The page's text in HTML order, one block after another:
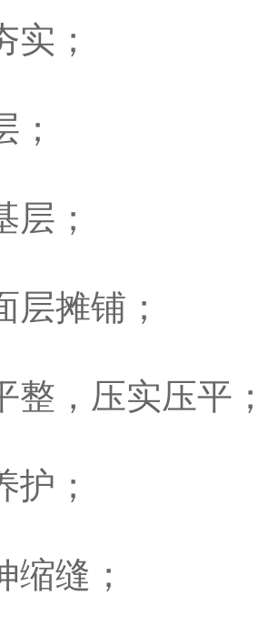
实；
层；
层摊铺；
整，压实压平
护；
缩缝；